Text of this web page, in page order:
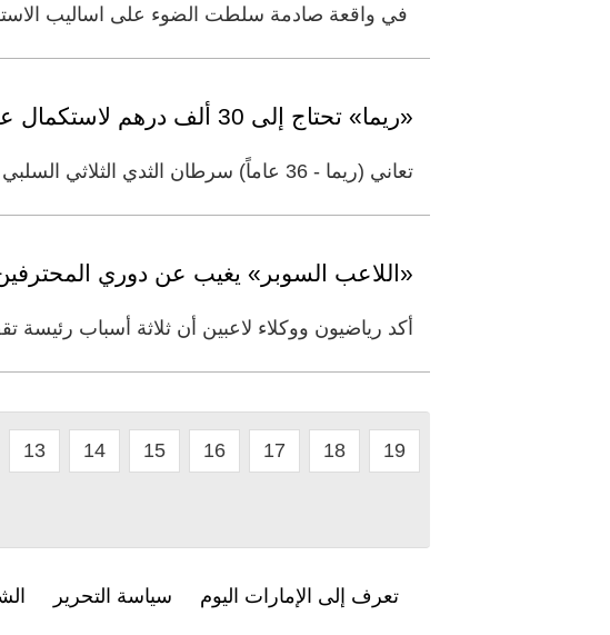
في واقعة صادمة سلطت الضوء على اساليب
«ريما» تحتاج إلى 30 ألف درهم لاستكمال علاجها من السرطان
تعاني (ريما - 36 عاماً) سرطان الثدي الثلاثي السلبي المتحول، وتحتاج إلى جلسات علاج كيماوي وأدوية بكلفة 30 ألف درهم، وفق
«اللاعب السوبر» يغيب عن دوري
أكد رياضيون ووكلاء لاعبين أن ثلاثة أسباب
13 14 15 16 17 18 19
تعرف إلى الإمارات اليوم سياسة التحرير